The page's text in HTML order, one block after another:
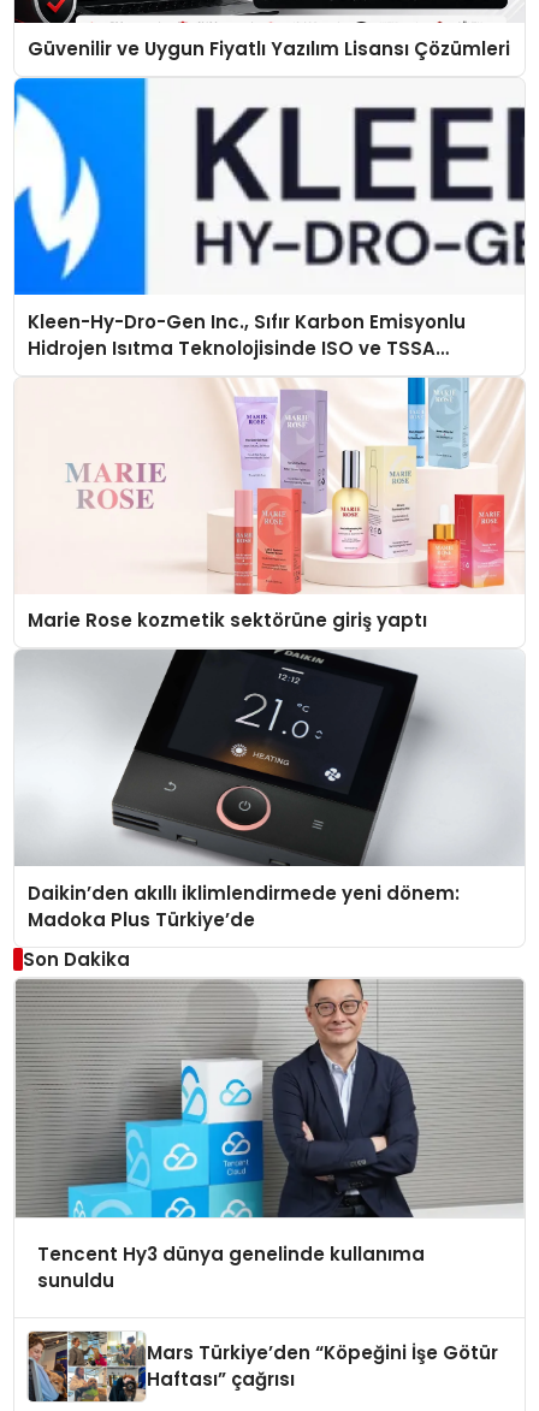
Güvenilir ve Uygun Fiyatlı Yazılım Lisansı Çözümleri
Kleen-Hy-Dro-Gen Inc., Sıfır Karbon Emisyonlu
Hidrojen Isıtma Teknolojisinde ISO ve TSSA
Düzenleyici Onaylarını Aldı
Marie Rose kozmetik sektörüne giriş yaptı
Daikin’den akıllı iklimlendirmede yeni dönem:
Madoka Plus Türkiye’de
Son Dakika
Tencent Hy3 dünya genelinde kullanıma
sunuldu
Mars Türkiye’den “Köpeğini İşe Götür
Haftası” çağrısı